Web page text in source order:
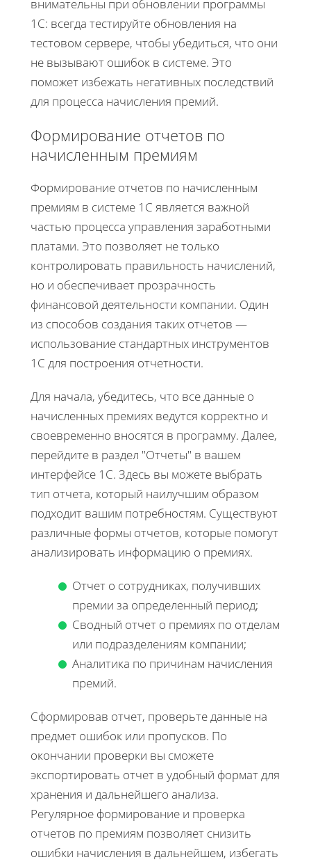
внимательны при обновлении программы
1С: всегда тестируйте обновления на
тестовом сервере, чтобы убедиться, что они
не вызывают ошибок в системе. Это
поможет избежать негативных последствий
для процесса начисления премий.
Формирование отчетов по
начисленным премиям
Формирование отчетов по начисленным
премиям в системе 1С является важной
частью процесса управления заработными
платами. Это позволяет не только
контролировать правильность начислений,
но и обеспечивает прозрачность
финансовой деятельности компании. Один
из способов создания таких отчетов —
использование стандартных инструментов
1С для построения отчетности.
Для начала, убедитесь, что все данные о
начисленных премиях ведутся корректно и
своевременно вносятся в программу. Далее,
перейдите в раздел "Отчеты" в вашем
интерфейсе 1С. Здесь вы можете выбрать
тип отчета, который наилучшим образом
подходит вашим потребностям. Существуют
различные формы отчетов, которые помогут
анализировать информацию о премиях.
Отчет о сотрудниках, получивших
премии за определенный период;
Сводный отчет о премиях по отделам
или подразделениям компании;
Аналитика по причинам начисления
премий.
Сформировав отчет, проверьте данные на
предмет ошибок или пропусков. По
окончании проверки вы сможете
экспортировать отчет в удобный формат для
хранения и дальнейшего анализа.
Регулярное формирование и проверка
отчетов по премиям позволяет снизить
ошибки начисления в дальнейшем, избегать